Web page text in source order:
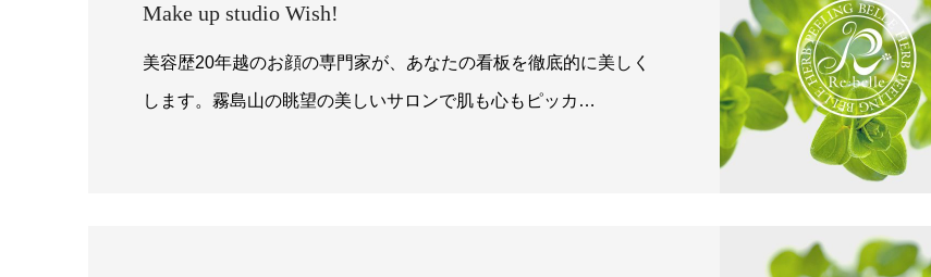
Make up studio Wish!
美容歴20年越のお顔の専門家が、あなたの看板を徹底的に美しく
します。霧島山の眺望の美しいサロンで肌も心もピッカ…